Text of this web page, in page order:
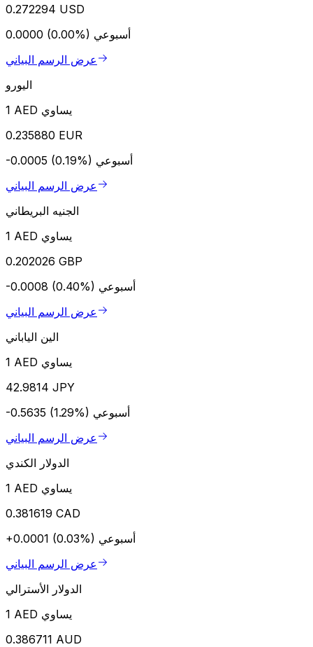
0.272294 USD
0.0000 (0.00%) أسبوعي
عرض الرسم البياني
اليورو
1 AED يساوي
0.235880 EUR
-0.0005 (0.19%) أسبوعي
عرض الرسم البياني
الجنيه البريطاني
1 AED يساوي
0.202026 GBP
-0.0008 (0.40%) أسبوعي
عرض الرسم البياني
الين الياباني
1 AED يساوي
42.9814 JPY
-0.5635 (1.29%) أسبوعي
عرض الرسم البياني
الدولار الكندي
1 AED يساوي
0.381619 CAD
+0.0001 (0.03%) أسبوعي
عرض الرسم البياني
الدولار الأسترالي
1 AED يساوي
0.386711 AUD